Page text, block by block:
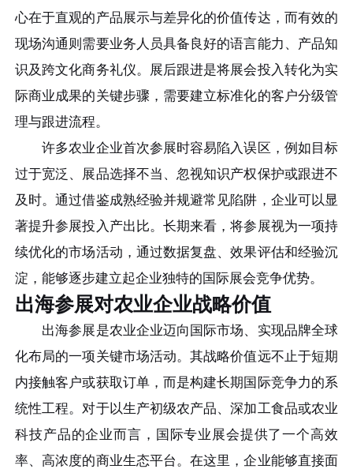
心在于直观的产品展示与差异化的价值传达，而有效的
现场沟通则需要业务人员具备良好的语言能力、产品知
识及跨文化商务礼仪。展后跟进是将展会投入转化为实
际商业成果的关键步骤，需要建立标准化的客户分级管
理与跟进流程。
许多农业企业首次参展时容易陷入误区，例如目标
过于宽泛、展品选择不当、忽视知识产权保护或跟进不
及时。通过借鉴成熟经验并规避常见陷阱，企业可以显
著提升参展投入产出比。长期来看，将参展视为一项持
续优化的市场活动，通过数据复盘、效果评估和经验沉
淀，能够逐步建立起企业独特的国际展会竞争优势。
出海参展对农业企业战略价值
出海参展是农业企业迈向国际市场、实现品牌全球
化布局的一项关键市场活动。其战略价值远不止于短期
内接触客户或获取订单，而是构建长期国际竞争力的系
统性工程。对于以生产初级农产品、深加工食品或农业
科技产品的企业而言，国际专业展会提供了一个高效
率、高浓度的商业生态平台。在这里，企业能够直接面